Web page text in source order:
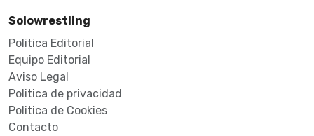
Solowrestling
Politica Editorial
Equipo Editorial
Aviso Legal
Politica de privacidad
Politica de Cookies
Contacto